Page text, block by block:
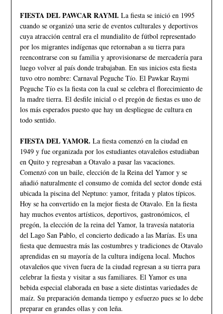
FIESTA DEL PAWCAR RAYMI. La fiesta se inició en 1995
cuando se organizó una serie de eventos culturales y deportivos
cuya atracción central era el mundialito de fútbol representado
por los migrantes indígenas que retornaban a su tierra para
reencontrarse con su familia y aprovisionarse de mercadería para
luego volver al país donde trabajaban. En sus inicios esta fiesta
tuvo otro nombre: Carnaval Peguche Tío. El Pawkar Raymi
Peguche Tío es la fiesta con la cual se celebra el florecimiento de
la madre tierra. El desfile inicial o el pregón de fiestas es uno de
los más esperados puesto que hay un despliegue de cultura en
todo sentido.
FIESTA DEL YAMOR. La fiesta comenzó en la ciudad en
1949 y fue organizada por los estudiantes otavaleños estudiaban
en Quito y regresaban a Otavalo a pasar las vacaciones.
Comenzó con un baile, elección de la Reina del Yamor y se
añadió naturalmente el consumo de comida del sector donde está
ubicada la piscina del Neptuno: yamor, fritada y platos típicos.
Hoy se ha convertido en la mejor fiesta de Otavalo. En la fiesta
hay muchos eventos artísticos, deportivos, gastronómicos, el
pregón, la elección de la reina del Yamor, la travesía natatoria
del Lago San Pablo, el concierto dedicado a las Marías. Es una
fiesta que demuestra más las costumbres y tradiciones de Otavalo
aprendidas en su mayoría de la cultura indígena local. Muchos
otavaleños que viven fuera de la ciudad regresan a su tierra para
celebrar la fiesta y visitar a sus familiares. El Yamor es una
bebida especial elaborada en base a siete distintas variedades de
maíz. Su preparación demanda tiempo y esfuerzo pues se lo debe
preparar en grandes ollas y con leña.